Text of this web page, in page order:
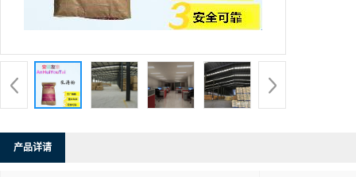
产品详请